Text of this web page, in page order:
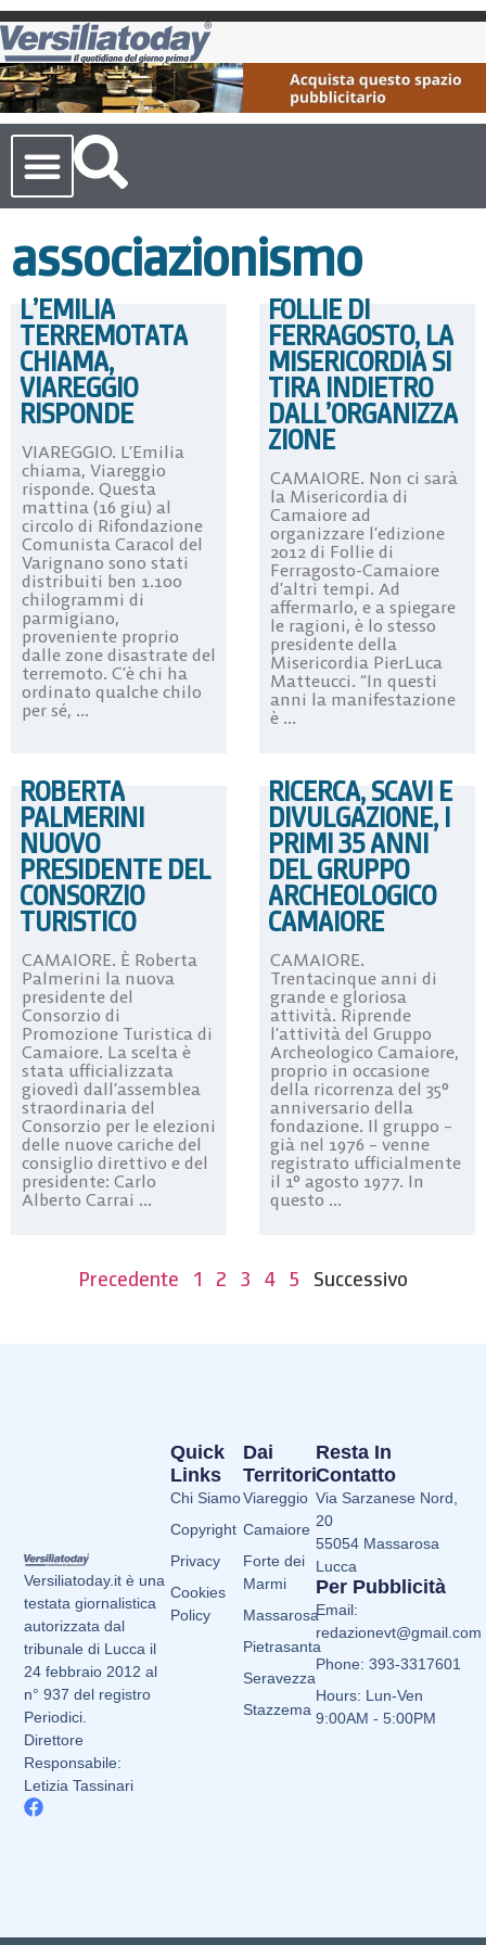
associazionismo
L’EMILIA
TERREMOTATA
CHIAMA,
VIAREGGIO
RISPONDE
VIAREGGIO. L’Emilia
chiama, Viareggio
risponde. Questa
mattina (16 giu) al
circolo di Rifondazione
Comunista Caracol del
Varignano sono stati
distribuiti ben 1.100
chilogrammi di
parmigiano,
proveniente proprio
dalle zone disastrate del
terremoto. C’è chi ha
ordinato qualche chilo
per sé, ...
FOLLIE DI
FERRAGOSTO, LA
MISERICORDIA SI
TIRA INDIETRO
DALL’ORGANIZZA
ZIONE
CAMAIORE. Non ci sarà
la Misericordia di
Camaiore ad
organizzare l’edizione
2012 di Follie di
Ferragosto-Camaiore
d’altri tempi. Ad
affermarlo, e a spiegare
le ragioni, è lo stesso
presidente della
Misericordia PierLuca
Matteucci. “In questi
anni la manifestazione
è ...
ROBERTA
PALMERINI
NUOVO
PRESIDENTE DEL
CONSORZIO
TURISTICO
CAMAIORE. È Roberta
Palmerini la nuova
presidente del
Consorzio di
Promozione Turistica di
Camaiore. La scelta è
stata ufficializzata
giovedì dall’assemblea
straordinaria del
Consorzio per le elezioni
delle nuove cariche del
consiglio direttivo e del
presidente: Carlo
Alberto Carrai ...
RICERCA, SCAVI E
DIVULGAZIONE, I
PRIMI 35 ANNI
DEL GRUPPO
ARCHEOLOGICO
CAMAIORE
CAMAIORE.
Trentacinque anni di
grande e gloriosa
attività. Riprende
l’attività del Gruppo
Archeologico Camaiore,
proprio in occasione
della ricorrenza del 35°
anniversario della
fondazione. Il gruppo –
già nel 1976 – venne
registrato ufficialmente
il 1° agosto 1977. In
questo ...
Precedente 1 2 3 4 5 Successivo
Versiliatoday.it è una
testata giornalistica
autorizzata dal
tribunale di Lucca il
24 febbraio 2012 al
n° 937 del registro
Periodici.
Direttore
Responsabile:
Letizia Tassinari
Dai
Territori
Viareggio
Camaiore
Forte dei
Marmi
Massarosa
Pietrasanta
Seravezza
Stazzema
Quick
Links
Chi Siamo
Copyright
Privacy
Cookies
Policy
Resta In
Contatto
Via Sarzanese Nord,
20
55054 Massarosa
Lucca
Per Pubblicità
Email:
redazionevt@gmail.com
Phone: 393-3317601
Hours: Lun-Ven
9:00AM - 5:00PM